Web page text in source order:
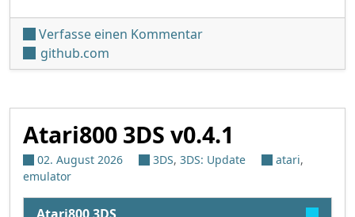
Verfasse einen Kommentarunter 'Red Viper v1.3.1'
github.com
Atari800 3DS v0.4.1
02. August 2026 3DS, 3DS: Update atari,
emulator